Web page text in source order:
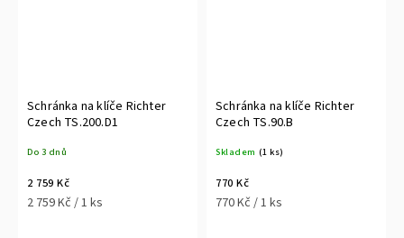
Schránka na klíče Richter
Czech TS.200.D1
Do 3 dnů
2 759 Kč
2 759 Kč / 1 ks
Schránka na klíče Richter
Czech TS.90.B
Skladem (1 ks)
770 Kč
770 Kč / 1 ks